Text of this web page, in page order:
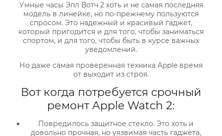
Умные часы Эпл Вотч 2 хоть и не самая последняя
модель в линейке, но по-прежнему пользуются
спросом. Это надежный и красивый гаджет,
который пригодится и для того, чтобы заниматься
спортом, и для того, чтобы быть в курсе важных
уведомлений.
Но даже самая проверенная техника Apple время
от выходит из строя.
Вот когда потребуется срочный
ремонт Apple Watch 2:
Повредилось защитное стекло. Это хоть и
довольно прочная, но уязвимая часть гаджета,